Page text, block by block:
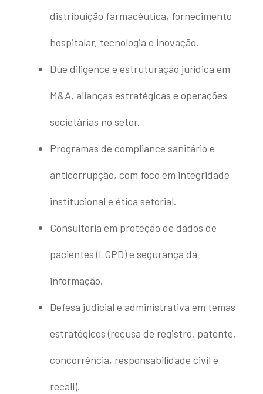
distribuição farmacêutica, fornecimento
hospitalar, tecnologia e inovação.
Due diligence e estruturação jurídica em
M&A, alianças estratégicas e operações
societárias no setor.
Programas de compliance sanitário e
anticorrupção, com foco em integridade
institucional e ética setorial.
Consultoria em proteção de dados de
pacientes (LGPD) e segurança da
informação.
Defesa judicial e administrativa em temas
estratégicos (recusa de registro, patente,
concorrência, responsabilidade civil e
recall).